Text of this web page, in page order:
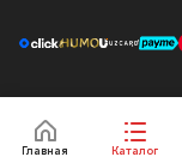
Главная Каталог